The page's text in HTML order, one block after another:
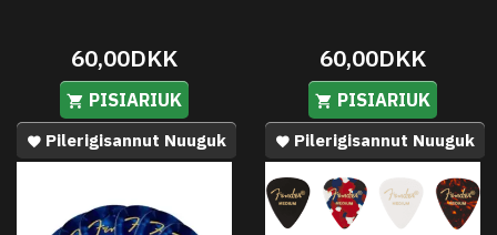
60,00DKK
PISIARIUK
Pilerigisannut Nuuguk
60,00DKK
PISIARIUK
Pilerigisannut Nuuguk